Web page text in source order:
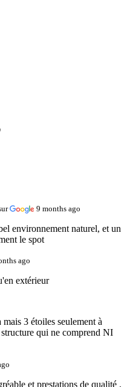
9 months ago
environnement naturel, et un
le spot
ago
extérieur
3 étoiles seulement à
qui ne comprend NI
et prestations de qualité ,